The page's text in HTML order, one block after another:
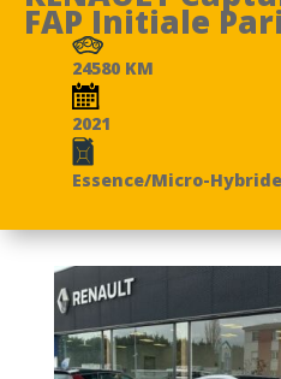
FAP Initiale
24580 KM
2021
Essence/Micro-Hybride